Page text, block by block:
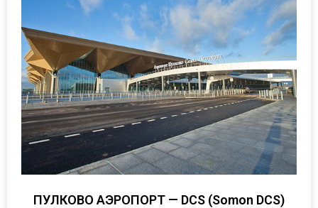
ПУЛКОВО АЭРОПОРТ — DCS (Somon DCS)